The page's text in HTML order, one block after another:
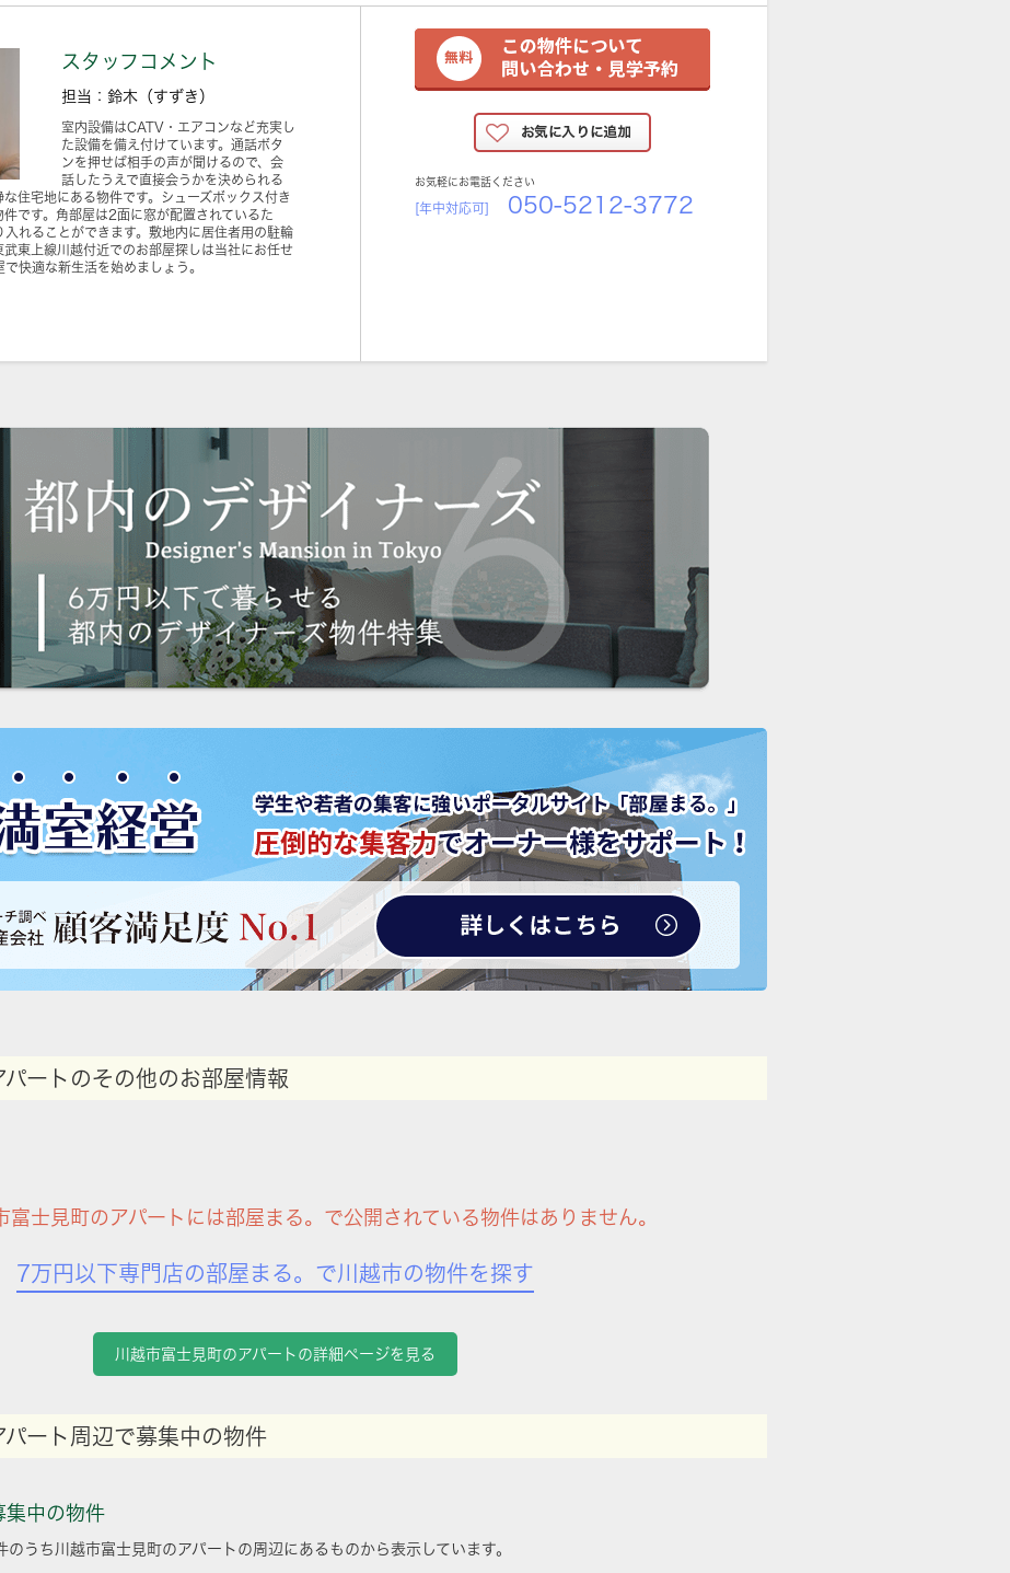
スタッフコメント
担当：鈴木（すずき）
室内設備はCATV・エアコンなど充実し
た設備を備え付けています。通話ボタ
ンを押せば相手の声が聞けるので、会
話したうえで直接会うかを決められる
住宅地にある物件です。シューズボックス付き
です。角部屋は2面に窓が配置されているた
れることができます。敷地内に居住者用の駐輪
東上線川越付近でのお部屋探しは当社にお任せ
快適な新生活を始めましょう。
お気軽にお電話ください
[年中対応可] 050-5212-3772
ートのその他のお部屋情報
富士見町のアパートには部屋まる。で公開されている物件はありません。
7万円以下専門店の部屋まる。で川越市の物件を探す
川越市富士見町のアパートの詳細ページを見る
ート周辺で募集中の物件
集中の物件
うち川越市富士見町のアパートの周辺にあるものから表示しています。